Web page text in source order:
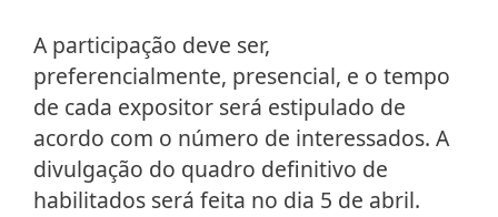
A participação deve ser,
preferencialmente, presencial, e o tempo
de cada expositor será estipulado de
acordo com o número de interessados. A
divulgação do quadro definitivo de
habilitados será feita no dia 5 de abril.